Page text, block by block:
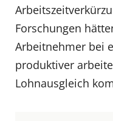
Forschungen
Arbeitnehmer bei
produktiver
Lohnausgleich